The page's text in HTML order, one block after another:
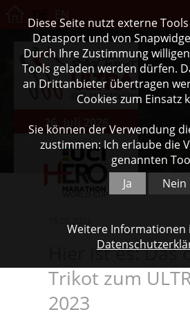
26. Juli 2026
Hier ist es: Das
Trikot zum
2023
Diese Seite nutzt externe
Datasport und von
Durch Ihre Zustimmung
Tools geladen werden dürfen.
an Drittanbieter übertragen
Cookies zum Einsatz
Sie können der Verwendung
zustimmen: Ich erlaube die
genannten
Ja
Nein
Weitere Informationen